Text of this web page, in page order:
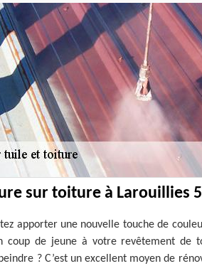
sur toiture à Larouillies
apporter une nouvelle touche de
coup de jeune à votre revêtement de
? C’est un excellent moyen de